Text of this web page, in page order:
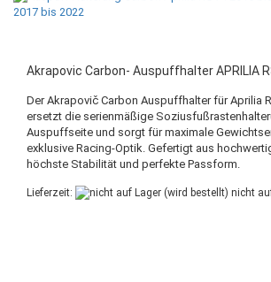
Akrapovic Carbon- Auspuffhalter APRILIA
Der Akrapovič Carbon Auspuffhalter für Aprilia
ersetzt die serienmäßige
Auspuffseite und sorgt für maximale
exklusive Racing-Optik. Gefertigt aus
höchste Stabilität und perfekte Passform.
Lieferzeit: nicht